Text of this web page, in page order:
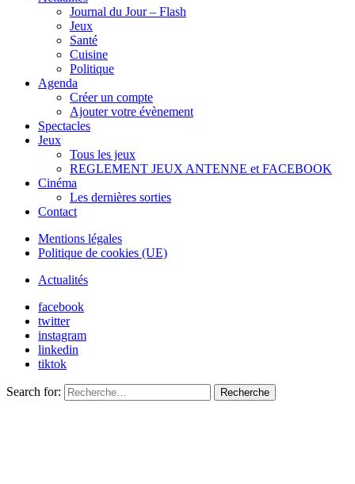
Journal du Jour – Flash
Jeux
Santé
Cuisine
Politique
Agenda
Créer un compte
Ajouter votre évènement
Spectacles
Jeux
Tous les jeux
REGLEMENT JEUX ANTENNE et FACEBOOK
Cinéma
Les dernières sorties
Contact
Mentions légales
Politique de cookies (UE)
Actualités
facebook
twitter
instagram
linkedin
tiktok
Search for: Recherche